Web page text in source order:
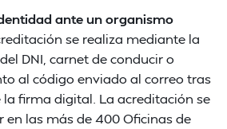
ante un organismo
se realiza mediante la
DNI, carnet de conducir o
al código enviado al correo tras
la firma digital. La acreditación se
en las más de 400 Oficinas de